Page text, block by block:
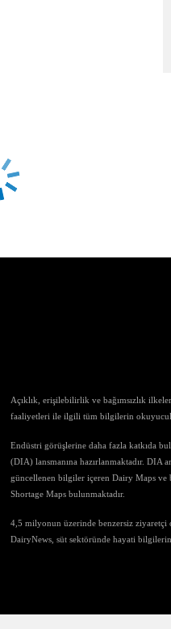
Açıklık, erişilebilirlik ve bağımsızlık
faaliyetleri ile ilgili tüm bilgilerin
Endüstri görüşlerine daha fazla katkıda
(DIA) lansmanına hazırlanmaktadır. DIA
güncellenen bilgiler içeren Dairy Maps
Shortage Maps bulunmaktadır.
4,5 milyonun üzerinde benzersiz
DairyNews, süt sektöründe hayati